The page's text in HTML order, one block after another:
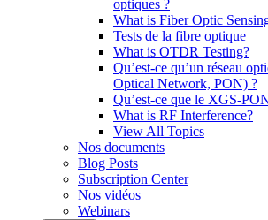
optiques ?
What is Fiber Optic
Tests de la fibre optique
What is OTDR Testing?
Qu’est-ce qu’un réseau
Optical Network, PON) ?
Qu’est-ce que le XGS-
What is RF Interference?
View All Topics
Nos documents
Blog Posts
Subscription Center
Nos vidéos
Webinars